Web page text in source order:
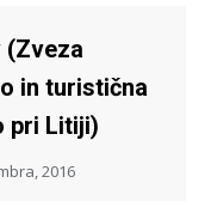
(Zveza
in turistična
pri Litiji)
2016